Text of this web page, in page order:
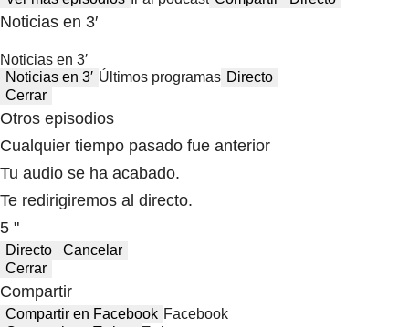
Noticias en 3′
Noticias en 3′
Noticias en 3′ Últimos programas Directo
Cerrar
Otros episodios
Cualquier tiempo pasado fue anterior
Tu audio se ha acabado.
Te redirigiremos al directo.
5 "
Directo
Cancelar
Cerrar
Compartir
Compartir en Facebook Facebook